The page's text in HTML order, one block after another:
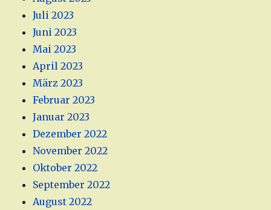
Juli 2023
Juni 2023
Mai 2023
April 2023
März 2023
Februar 2023
Januar 2023
Dezember 2022
November 2022
Oktober 2022
September 2022
August 2022